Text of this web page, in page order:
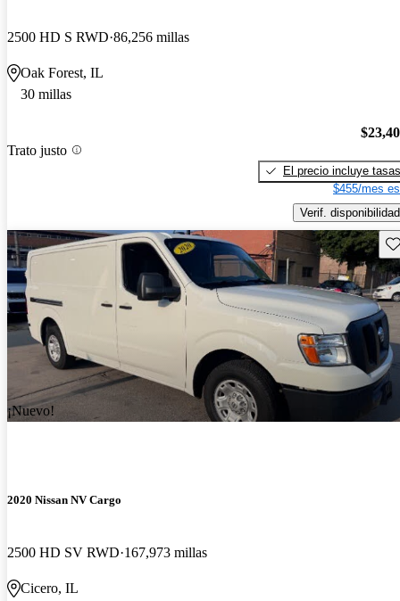
2500 HD S RWD 86,256 millas
Oak Forest, IL
30 millas
Trato justo
El precio incluye tasas
$455/mes
Verif. disponibilidad
¡Nuevo!
2020 Nissan NV Cargo
2500 HD SV RWD 167,973 millas
Cicero, IL